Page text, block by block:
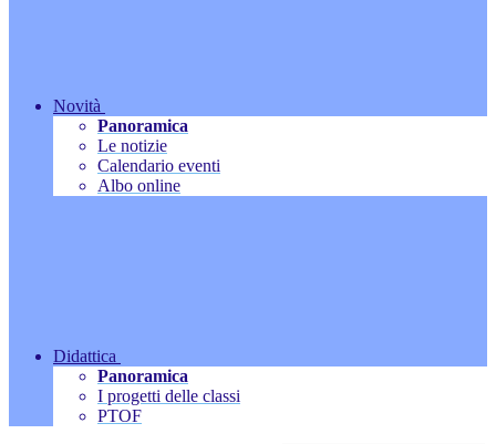
Novità
Panoramica
Le notizie
Calendario eventi
Albo online
Didattica
Panoramica
I progetti delle classi
PTOF